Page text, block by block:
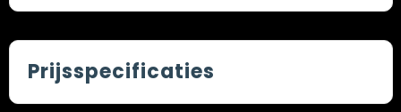
Prijsspecificaties